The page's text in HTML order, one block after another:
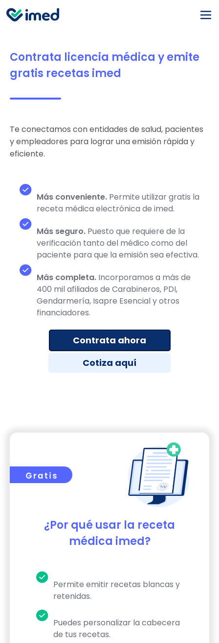
Contrata licencia médica yemite
gratis recetas imed
Te conectamos con entidades de salud, pacientes
y empleadores para lograr una emisión rápida y
eficiente.
Más conveniente. Permite utilizar gratis la
receta médica electrónica de imed.
Más seguro. Puesto que requiere de la
verificación tanto del médico como del
paciente para que la emisión sea efectiva.
Más completa. Incorporamos a más de
400 mil afiliados de Carabineros, PDI,
Gendarmería, Isapre Esencial y otros
financiadores.
Contrata ahora
Cotiza aquí
¿Por qué usar la receta
médica imed?
Permite emitir recetas blancas y
retenidas.
Puedes personalizar la cabecera
de tus recetas.